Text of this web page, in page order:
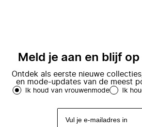
Meld je aan en blijf
Ontdek als eerste nieuwe
en mode-updates van de meest
Ik houd van vrouwenmode Ik